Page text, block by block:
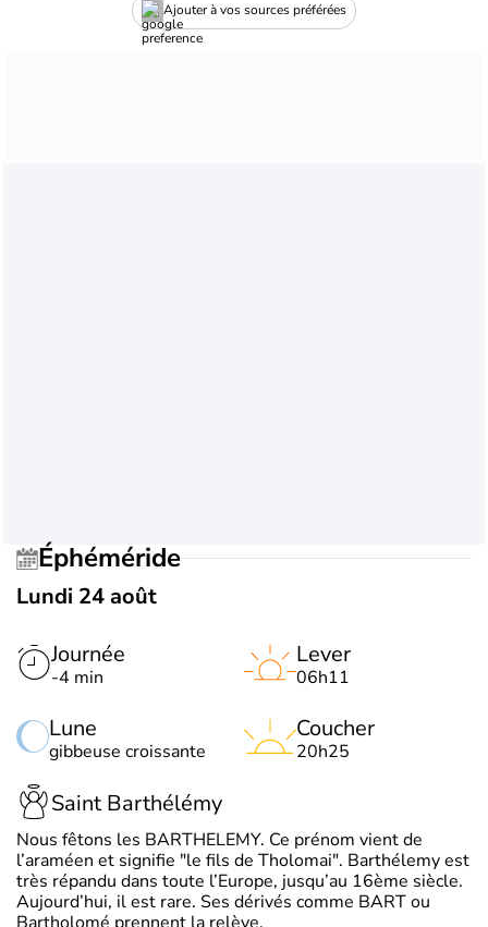
Ajouter à vos sources préférées
Éphéméride
Lundi 24 août
Journée
-4 min
Lune
gibbeuse croissante
Lever
06h11
Coucher
20h25
Saint Barthélémy
Nous fêtons les BARTHELEMY. Ce prénom vient de
l’araméen et signifie "le fils de Tholomai". Barthélemy est
très répandu dans toute l’Europe, jusqu’au 16ème siècle.
Aujourd’hui, il est rare. Ses dérivés comme BART ou